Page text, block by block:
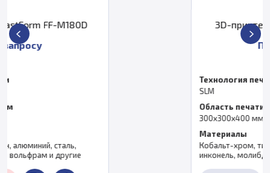
3D-принтер FastForm FF-M300
Кобальт-хром, титан, алюминий, сталь,
инконель, молибден, вольфрам и другие